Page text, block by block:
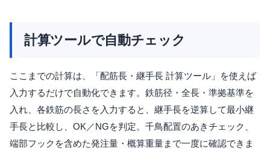
計算ツールで自動チェック
ここまでの計算は、「配筋長・継手長 計算ツール」を使えば
入力するだけで自動化できます。鉄筋径・全長・準拠基準を
入れ、各鉄筋の長さを入力すると、継手長を逆算して最小継
手長と比較し、OK／NGを判定。千鳥配置のあきチェック、
端部フックを含めた発注量・概算重量まで一度に確認できま